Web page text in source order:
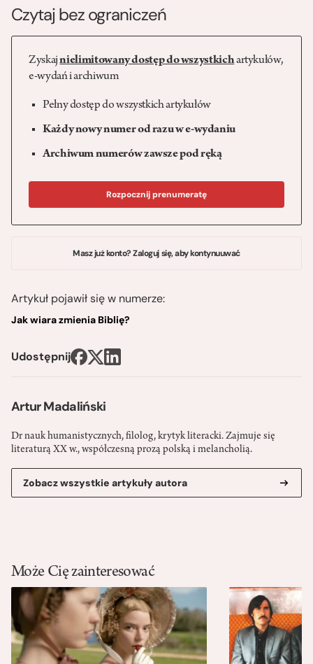
Artur Madaliński
Dr nauk humanistycznych, filolog, krytyk literacki. Zajmuje się
literaturą XX w., współczesną prozą polską i melancholią.
Zobacz wszystkie artykuły autora
Czytaj bez ograniczeń
Zyskajnielimitowany dostęp do wszystkichartykułów,
e-wydań i archiwum
Pełny dostęp do wszystkich artykułów
Każdy nowy numer od razu w e-wydaniu
Archiwum numerów zawsze pod ręką
Rozpocznij prenumeratę
Masz już konto? Zaloguj się, aby kontynuuwać
Artykuł pojawił się w numerze:
Jak wiara zmienia Biblię?
Udostępnij
Może Cię zainteresować